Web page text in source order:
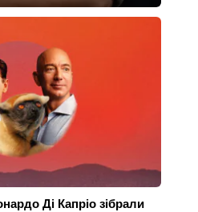
Ді Капріо зібрали